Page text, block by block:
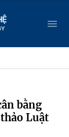
bằng
Luật